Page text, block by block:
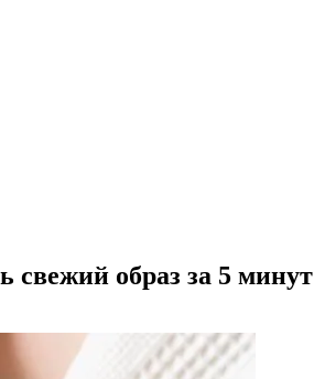
образ за 5 минут